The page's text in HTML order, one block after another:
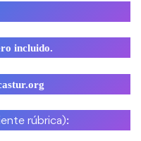
incluido.
rúbrica):